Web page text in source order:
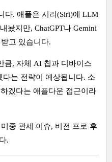
다. 애플은 시리(Siri)에 LLM
놨지만, ChatGPT나 Gemini
고 있습니다.
큼, 자체 AI 칩과 디바이스
는 전략이 예상됩니다. 소
겠다는 애플다운 접근이라
중 관세 이슈, 비전 프로 후
.